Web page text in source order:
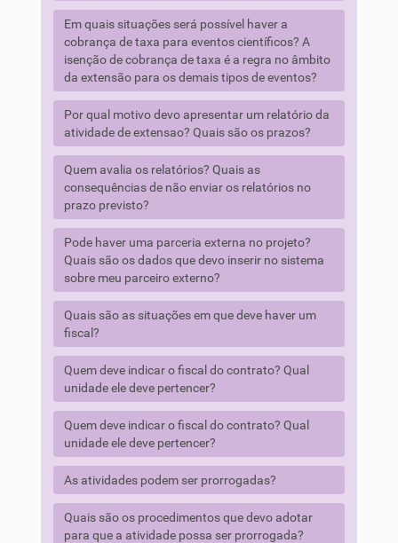
Em quais situações será possível haver a
cobrança de taxa para eventos científicos? A
isenção de cobrança de taxa é a regra no âmbito
da extensão para os demais tipos de eventos?
Por qual motivo devo apresentar um relatório da
atividade de extensao? Quais são os prazos?
Quem avalia os relatórios? Quais as
consequências de não enviar os relatórios no
prazo previsto?
Pode haver uma parceria externa no projeto?
Quais são os dados que devo inserir no sistema
sobre meu parceiro externo?
Quais são as situações em que deve haver um
fiscal?
Quem deve indicar o fiscal do contrato? Qual
unidade ele deve pertencer?
Quem deve indicar o fiscal do contrato? Qual
unidade ele deve pertencer?
As atividades podem ser prorrogadas?
Quais são os procedimentos que devo adotar
para que a atividade possa ser prorrogada?